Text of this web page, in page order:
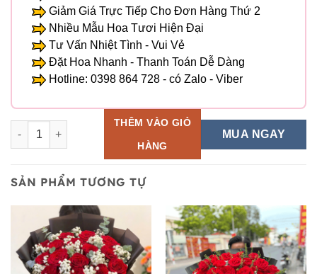
Giảm Giá Trực Tiếp Cho Đơn Hàng Thứ 2
Nhiều Mẫu Hoa Tươi Hiện Đại
Tư Vấn Nhiệt Tình - Vui Vẻ
Đặt Hoa Nhanh - Thanh Toán Dễ Dàng
Hotline: 0398 864 728 - có Zalo - Viber
Hoa Bó - BH 91 số lượngTHÊM VÀO GIỎ
HÀNG
MUA NGAY
SẢN PHẨM TƯƠNG TỰ